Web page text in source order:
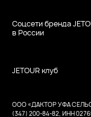
JETOUR клуб
Соцсети бренда
в России
ООО «ДАКТОР УФА
(347) 200-84-82, ИНН